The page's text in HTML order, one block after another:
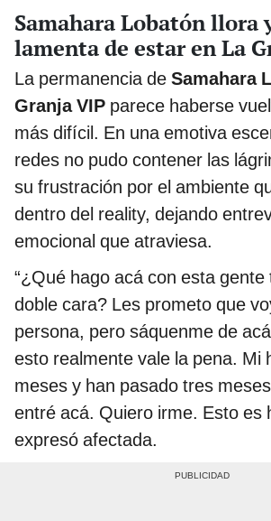
Samahara Lobatón llora
lamenta de estar en La
La permanencia de Samahara
Granja VIP parece haberse
más difícil. En una emotiva
redes no pudo contener las
su frustración por el ambiente
dentro del reality, dejando
emocional que atraviesa.
“¿Qué hago acá con esta gente
doble cara? Les prometo que
persona, pero sáquenme de
esto realmente vale la pena. Mi
meses y han pasado tres
entré acá. Quiero irme. Esto es
expresó afectada.